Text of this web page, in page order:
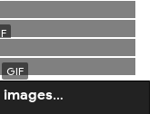
images…